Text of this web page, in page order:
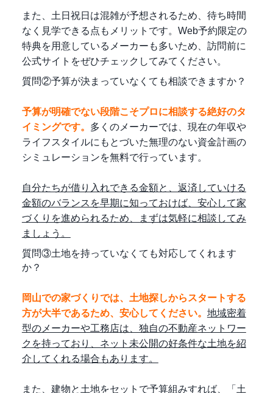
また、土日祝日は混雑が予想されるため、待ち時間
なく見学できる点もメリットです。Web予約限定の
特典を用意しているメーカーも多いため、訪問前に
公式サイトをぜひチェックしてみてください。
質問②予算が決まっていなくても相談できますか？
予算が明確でない段階こそプロに相談する絶好のタ
イミングです。 多くのメーカーでは、現在の年収や
ライフスタイルにもとづいた無理のない資金計画の
シミュレーションを無料で行っています。
自分たちが借り入れできる金額と、返済していける
金額のバランスを早期に知っておけば、安心して家
づくりを進められるため、まずは気軽に相談してみ
ましょう。
質問③土地を持っていなくても対応してくれます
か？
岡山での家づくりでは、土地探しからスタートする
方が大半であるため、安心してください。 地域密着
型のメーカーや工務店は、独自の不動産ネットワー
クを持っており、ネット未公開の好条件な土地を紹
介してくれる場合もあります。
また、建物と土地をセットで予算組みすれば、「土